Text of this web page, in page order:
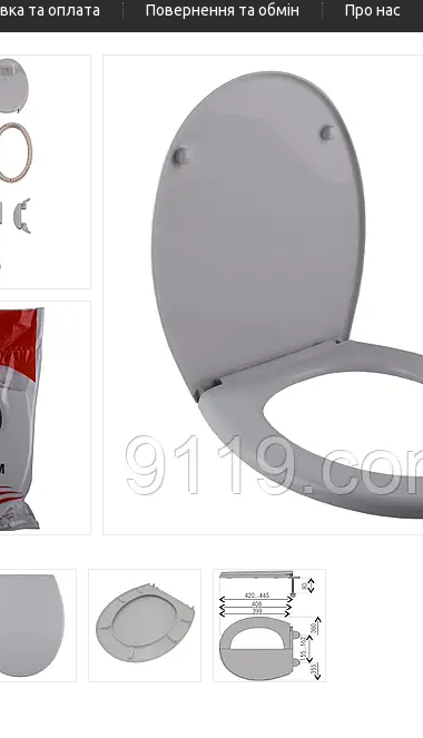
та оплата Повернення та обмін Про нас